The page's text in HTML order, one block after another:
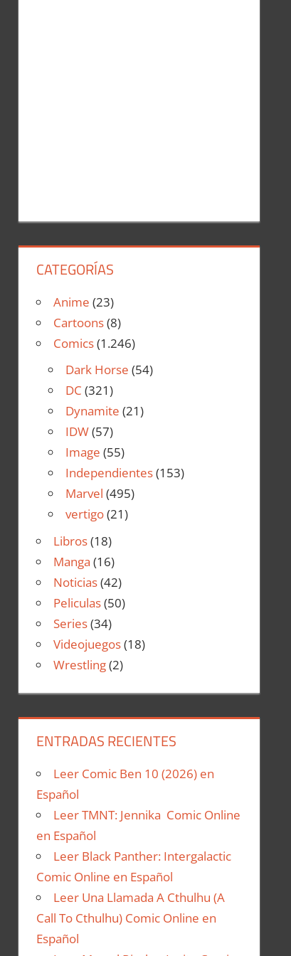
CATEGORÍAS
Anime (23)
Cartoons(8)
Comics(1.246)
Dark Horse (54)
DC (321)
Dynamite (21)
IDW(57)
Image (55)
Independientes(153)
Marvel (495)
vertigo(21)
Libros(18)
Manga (16)
Noticias(42)
Peliculas(50)
Series(34)
Videojuegos(18)
Wrestling(2)
ENTRADAS RECIENTES
Leer Comic Ben 10 (2026) en
Español
Leer TMNT: Jennika Comic Online
en Español
Leer Black Panther: Intergalactic
Comic Online en Español
Leer Una Llamada A Cthulhu (A
Call To Cthulhu) Comic Online en
Español